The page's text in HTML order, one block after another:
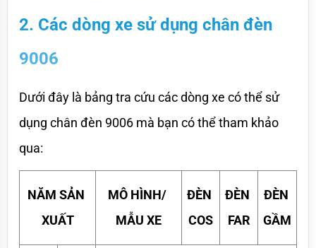
2. Các dòng xe sử dụng chân đèn
9006
Dưới đây là bảng tra cứu các dòng xe có thể sử
dụng chân đèn 9006 mà bạn có thể tham khảo
qua:
NĂM SẢN
XUẤT
MÔ HÌNH/
MẪU XE
ĐÈN
COS
ĐÈN
FAR
ĐÈN
GẦM